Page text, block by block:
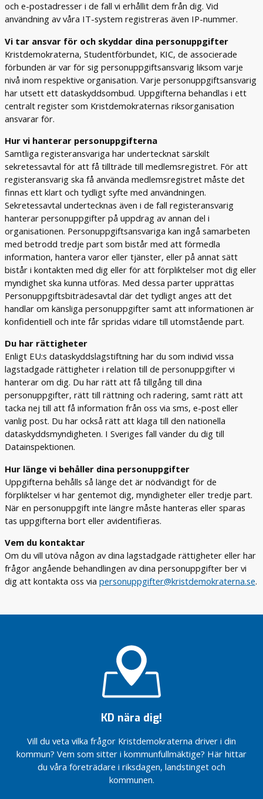
och e-postadresser i de fall vi erhållit dem från dig. Vid
användning av våra IT-system registreras även IP-nummer.
Vi tar ansvar för och skyddar dina personuppgifter
Kristdemokraterna, Studentförbundet, KIC, de associerade
förbunden är var för sig personuppgiftsansvarig liksom varje
nivå inom respektive organisation. Varje personuppgiftsansvarig
har utsett ett dataskyddsombud. Uppgifterna behandlas i ett
centralt register som Kristdemokraternas riksorganisation
ansvarar för.
Hur vi hanterar personuppgifterna
Samtliga registeransvariga har undertecknat särskilt
sekretessavtal för att få tillträde till medlemsregistret. För att
registeransvarig ska få använda medlemsregistret måste det
finnas ett klart och tydligt syfte med användningen.
Sekretessavtal undertecknas även i de fall registeransvarig
hanterar personuppgifter på uppdrag av annan del i
organisationen. Personuppgiftsansvariga kan ingå samarbeten
med betrodd tredje part som bistår med att förmedla
information, hantera varor eller tjänster, eller på annat sätt
bistår i kontakten med dig eller för att förpliktelser mot dig eller
myndighet ska kunna utföras. Med dessa parter upprättas
Personuppgiftsbiträdesavtal där det tydligt anges att det
handlar om känsliga personuppgifter samt att informationen är
konfidentiell och inte får spridas vidare till utomstående part.
Du har rättigheter
Enligt EU:s dataskyddslagstiftning har du som individ vissa
lagstadgade rättigheter i relation till de personuppgifter vi
hanterar om dig. Du har rätt att få tillgång till dina
personuppgifter, rätt till rättning och radering, samt rätt att
tacka nej till att få information från oss via sms, e-post eller
vanlig post. Du har också rätt att klaga till den nationella
dataskyddsmyndigheten. I Sveriges fall vänder du dig till
Datainspektionen.
Hur länge vi behåller dina personuppgifter
Uppgifterna behålls så länge det är nödvändigt för de
förpliktelser vi har gentemot dig, myndigheter eller tredje part.
När en personuppgift inte längre måste hanteras eller sparas
tas uppgifterna bort eller avidentifieras.
Vem du kontaktar
Om du vill utöva någon av dina lagstadgade rättigheter eller har
frågor angående behandlingen av dina personuppgifter ber vi
dig att kontakta oss via personuppgifter@kristdemokraterna.se.
KD nära dig!
Vill du veta vilka frågor Kristdemokraterna driver i din
kommun? Vem som sitter i kommunfullmäktige? Här hittar
du våra företrädare i riksdagen, landstinget och
kommunen.